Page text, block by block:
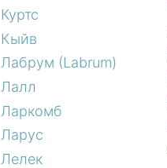
Куртс
Кыйв
Лабрум (Labrum)
Лалл
Ларкомб
Ларус
Лелек